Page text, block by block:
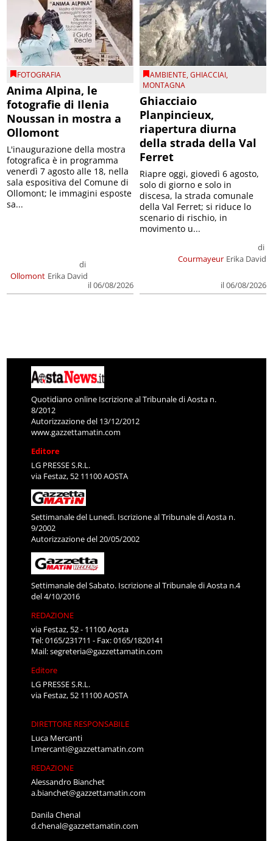
FOTOGRAFIA
Anima Alpina, le
fotografie di Ilenia
Noussan in mostra a
Ollomont
Ollomont
di
Erika David
il 06/08/2026
L'inaugurazione della mostra
fotografica è in programma
venerdì 7 agosto alle 18, nella
sala espositiva del Comune di
Ollomont; le immagini esposte
sa...
AMBIENTE,GHIACCIAI,
MONTAGNA
Ghiacciaio
Planpincieux,
riapertura diurna
della strada della Val
Ferret
Courmayeur
di
Erika David
il 06/08/2026
Riapre oggi, giovedì 6 agosto,
solo di giorno e solo in
discesa, la strada comunale
della Val Ferret; si riduce lo
scenario di rischio, in
movimento u...
Quotidiano online Iscrizione al Tribunale di Aosta n.
8/2012
Autorizzazione del 13/12/2012
www.gazzettamatin.com
Editore
LG PRESSE S.R.L.
via Festaz, 52 11100 AOSTA
Settimanale del Lunedì. Iscrizione al Tribunale di Aosta n.
9/2002
Autorizzazione del 20/05/2002
Settimanale del Sabato. Iscrizione al Tribunale di Aosta n.4
del 4/10/2016
REDAZIONE
via Festaz, 52 - 11100 Aosta
Tel: 0165/231711 - Fax: 0165/1820141
Mail:segreteria@gazzettamatin.com
Editore
LG PRESSE S.R.L.
via Festaz, 52 11100 AOSTA
DIRETTORE RESPONSABILE
Luca Mercanti
l.mercanti@gazzettamatin.com
REDAZIONE
Alessandro Bianchet
a.bianchet@gazzettamatin.com
Danila Chenal
d.chenal@gazzettamatin.com